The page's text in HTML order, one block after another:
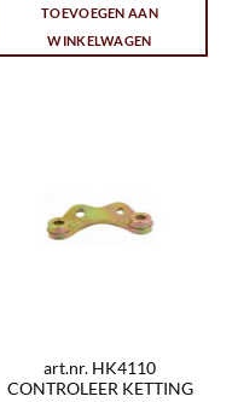
TOEVOEGEN AAN
WINKELWAGEN
art.nr. HK4110
CONTROLEER KETTING